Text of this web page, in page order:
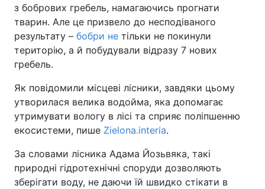
з бобрових гребель, намагаючись прогнати
тварин. Але це призвело до несподіваного
результату – бобри не тільки не покинули
територію, а й побудували відразу 7 нових
гребель.
Як повідомили місцеві лісники, завдяки цьому
утворилася велика водойма, яка допомагає
утримувати вологу в лісі та сприяє поліпшенню
екосистеми, пише Zielona.interia.
За словами лісника Адама Йозьвяка, такі
природні гідротехнічні споруди дозволяють
зберігати воду, не даючи їй швидко стікати в